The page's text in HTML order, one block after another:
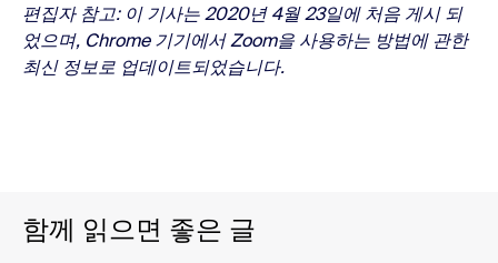
편집자 참고: 이 기사는 2020년 4월 23일에 처음 게시 되
었으며, Chrome 기기에서 Zoom을 사용하는 방법에 관한
최신 정보로 업데이트되었습니다.
함께 읽으면 좋은 글